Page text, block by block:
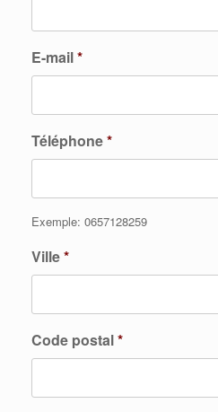
E-mail*
Téléphone*
Exemple: 0657128259
Ville*
Code postal*